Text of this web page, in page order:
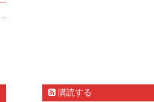
購読する